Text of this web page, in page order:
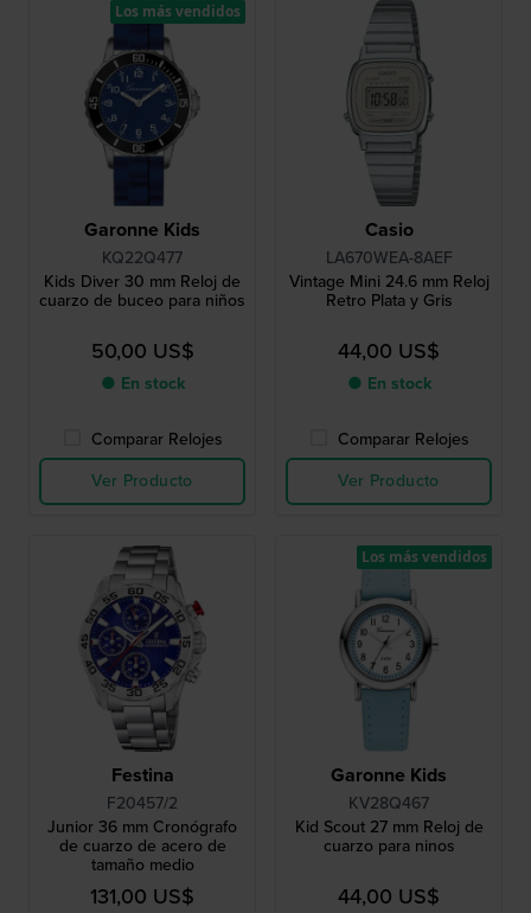
Garonne Kids
KQ22Q477
Kids Diver 30 mm Reloj de
cuarzo de buceo para niños
50,00 US$
● En stock
Comparar Relojes
Ver Producto
Los más vendidos
Casio
LA670WEA-8AEF
Vintage Mini 24.6 mm Reloj
Retro Plata y Gris
44,00 US$
● En stock
Comparar Relojes
Ver Producto
Festina
F20457/2
Junior 36 mm Cronógrafo
de cuarzo de acero de
tamaño medio
131,00 US$
Garonne Kids
KV28Q467
Kid Scout 27 mm Reloj de
cuarzo para ninos
44,00 US$
Los más vendidos